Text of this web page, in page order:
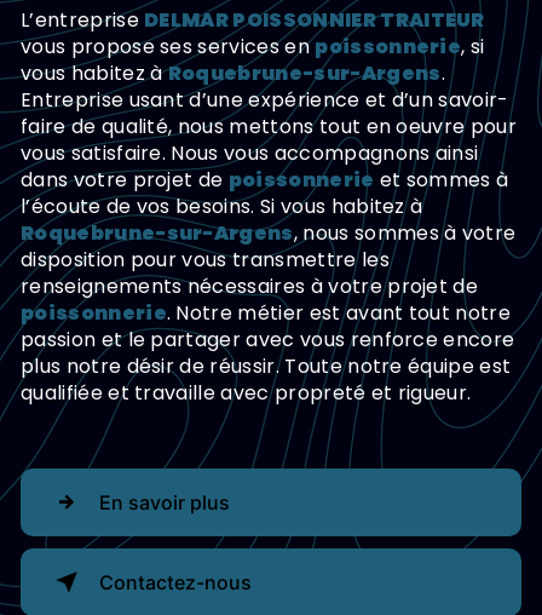
L’entreprise DELMAR POISSONNIER TRAITEUR
vous propose ses services enpoissonnerie, si
vous habitez àRoquebrune-sur-Argens.
Entreprise usant d’une expérience et d’un savoir-
faire de qualité, nous mettons tout en oeuvre pour
vous satisfaire. Nous vous accompagnons ainsi
dans votre projet de poissonnerie et sommes à
l’écoute de vos besoins. Si vous habitez à
Roquebrune-sur-Argens, nous sommes à votre
disposition pour vous transmettre les
renseignements nécessaires à votre projet de
poissonnerie. Notre métier est avant tout notre
passion et le partager avec vous renforce encore
plus notre désir de réussir. Toute notre équipe est
qualifiée et travaille avec propreté et rigueur.
En savoir plus
Contactez-nous